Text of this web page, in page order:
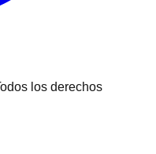
los derechos